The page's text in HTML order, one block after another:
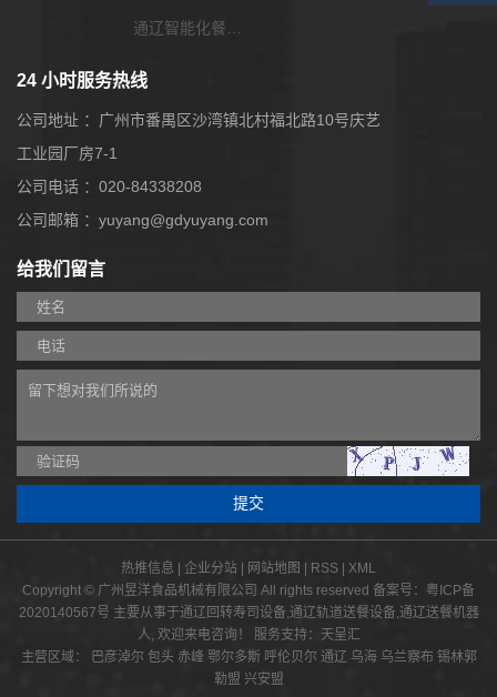
通辽智能化餐饮系统
24 小时服务热线
公司地址 ：广州市番禺区沙湾镇北村福北路10号庆艺
工业园厂房7-1
公司电话 ：020-84338208
公司邮箱 ：yuyang@gdyuyang.com
给我们留言
热推信息 企业分站 网站地图 RSS
XML
Copyright © 广州昱洋食品机械有限公司 All rights reserved 备案号： 粤ICP备
2020140567号 主要从事于通辽回转寿司设备,通辽轨道送餐设备,通辽送餐机器
人, 欢迎来电咨询！ 服务支持：
天呈汇
主营区域：
巴彦淖尔 包头 赤峰 鄂尔多斯 呼伦贝尔 通辽 乌海 乌兰察布 锡林郭
勒盟 兴安盟